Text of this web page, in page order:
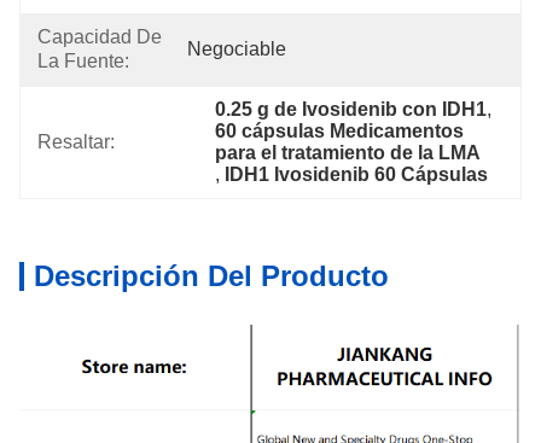
Capacidad De
La Fuente:
Negociable
Resaltar:
0.25 g de Ivosidenib con IDH1,
60 cápsulas Medicamentos
para el tratamiento de la LMA
,
IDH1 Ivosidenib 60 Cápsulas
Descripción Del Producto